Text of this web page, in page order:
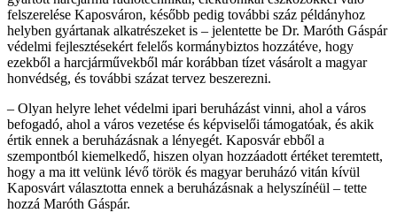
felszerelése Kaposváron, később pedig további száz példányhoz
helyben gyártanak alkatrészeket is – jelentette be Dr. Maróth Gáspár
védelmi fejlesztésekért felelős kormánybiztos hozzátéve, hogy
ezekből a harcjárművekből már korábban tízet vásárolt a magyar
honvédség, és további százat tervez beszerezni.
– Olyan helyre lehet védelmi ipari beruházást vinni, ahol a város
befogadó, ahol a város vezetése és képviselői támogatóak, és akik
értik ennek a beruházásnak a lényegét. Kaposvár ebből a
szempontból kiemelkedő, hiszen olyan hozzáadott értéket teremtett,
hogy a ma itt velünk lévő török és magyar beruházó vitán kívül
Kaposvárt választotta ennek a beruházásnak a helyszínéül – tette
hozzá Maróth Gáspár.